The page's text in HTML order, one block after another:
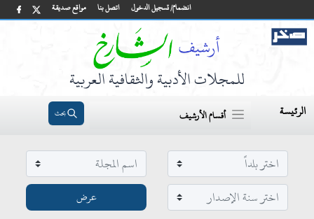
مواقع صديقة اتصل بنا انضمام/ تسجيل الدخول
للمجلات الأدبية والثقافية العربية
الرئيسة أقسام الأرشيف بحث